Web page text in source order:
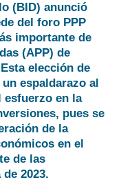
(BID) anunció
del foro PPP
importante de
(APP) de
elección de
espaldarazo al
esfuerzo en la
pues se
de la
en el
de las
2023.